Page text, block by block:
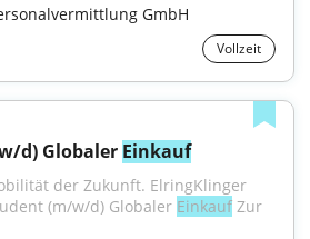
GmbH
Vollzeit
d) Globaler Einkauf
der Zukunft. ElringKlinger
(m/w/d) Globaler Einkauf Zur